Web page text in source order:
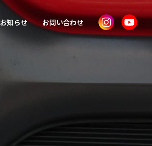
お知らせ お問い合わせ